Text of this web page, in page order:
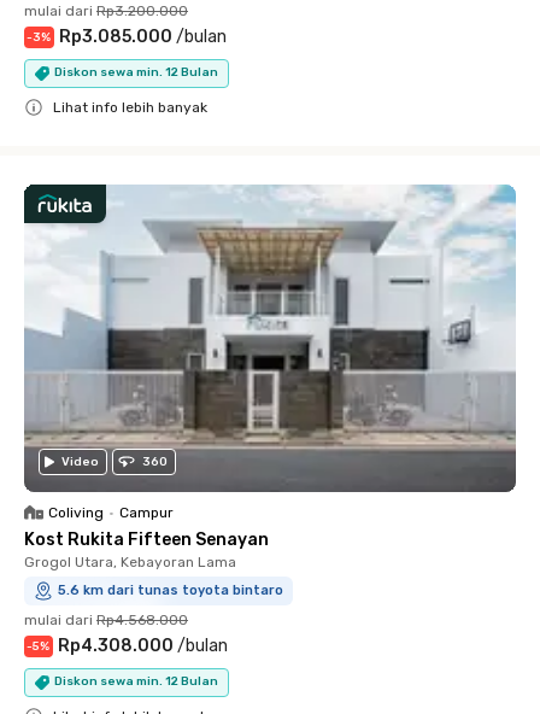
mulai dari Rp3.200.000
-3% Rp3.085.000 /bulan
Diskon sewa min. 12 Bulan
Lihat info lebih banyak
Video 360
Coliving • Campur
Kost Rukita Fifteen Senayan
Grogol Utara, Kebayoran Lama
5.6 km dari tunas toyota bintaro
mulai dari Rp4.568.000
-5% Rp4.308.000 /bulan
Diskon sewa min. 12 Bulan